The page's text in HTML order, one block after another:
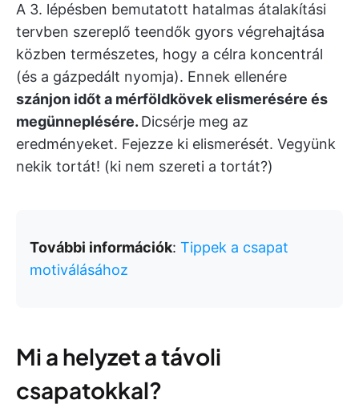
A 3. lépésben bemutatott hatalmas átalakítási
tervben szereplő teendők gyors végrehajtása
közben természetes, hogy a célra koncentrál
(és a gázpedált nyomja). Ennek ellenére
szánjon időt a mérföldkövek elismerésére és
megünneplésére. Dicsérje meg az
eredményeket. Fejezze ki elismerését. Vegyünk
nekik tortát! (ki nem szereti a tortát?)
További információk: Tippek a csapat
motiválásához
Mi a helyzet a távoli
csapatokkal?